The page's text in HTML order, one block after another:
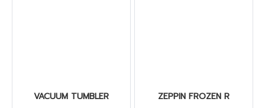
VACUUM TUMBLER
ZEPPIN FROZEN R